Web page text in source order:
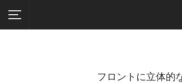
フロントに立体的